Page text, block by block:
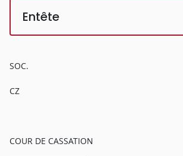
Entête
SOC.
CZ
COUR DE CASSATION